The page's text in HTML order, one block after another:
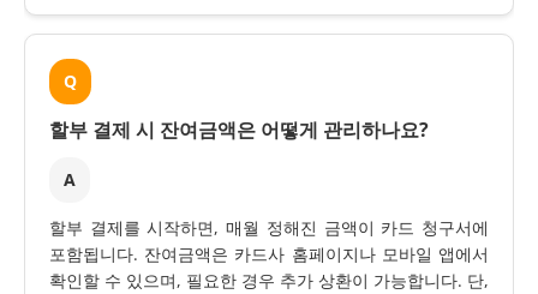
Q
할부 결제 시 잔여금액은 어떻게 관리하나요?
A
할부 결제를 시작하면, 매월 정해진 금액이 카드 청구서에
포함됩니다. 잔여금액은 카드사 홈페이지나 모바일 앱에서
확인할 수 있으며, 필요한 경우 추가 상환이 가능합니다. 단,